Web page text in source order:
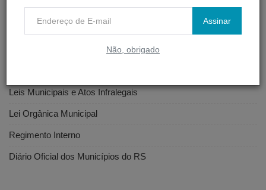
Assinar
Não, obrigado
Webmail
Leis Municipais e Atos Infralegais
Lei Orgânica Municipal
Regimento Interno
Diário Oficial dos Municípios do RS